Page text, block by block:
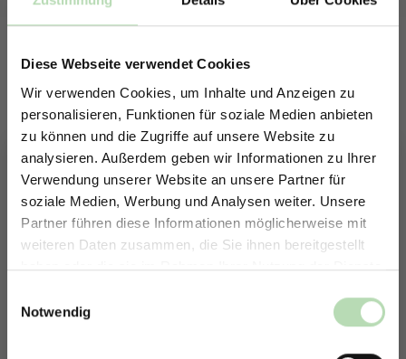
Diese Webseite verwendet Cookies
Wir verwenden Cookies, um Inhalte und Anzeigen zu
personalisieren, Funktionen für soziale Medien anbieten
zu können und die Zugriffe auf unsere Website zu
analysieren. Außerdem geben wir Informationen zu Ihrer
Verwendung unserer Website an unsere Partner für
soziale Medien, Werbung und Analysen weiter. Unsere
Partner führen diese Informationen möglicherweise mit
weiteren Daten zusammen, die Sie ihnen bereitgestellt
haben oder die sie im Rahmen Ihrer Nutzung der Dienste
Notwendig
329231861
653020815
ERHALTE 5% RABATT AUF
DEINE RÜCKWÄNDE